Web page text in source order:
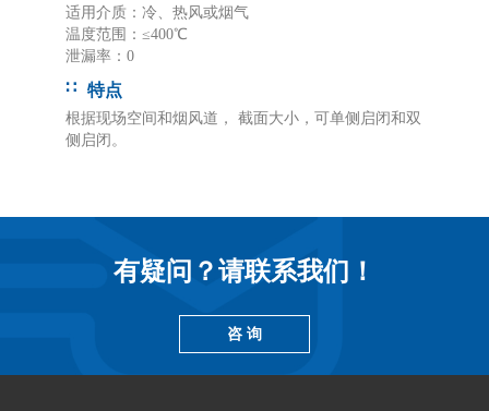
适用介质：冷、热风或烟气
温度范围：≤400℃
泄漏率：0
特点
根据现场空间和烟风道， 截面大小，可单侧启闭和双
侧启闭。
有疑问？请联系我们！
咨 询